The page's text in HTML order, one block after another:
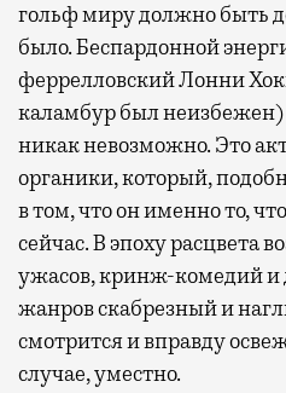
гольф миру должно быть
было. Беспардонной
феррелловский Лонни
каламбур был неизбежен)
никак невозможно. Это
органики, который,
в том, что он именно то,
сейчас. В эпоху расцвета
ужасов, кринж-комедий и
жанров скабрезный и
смотрится и вправду
случае, уместно.